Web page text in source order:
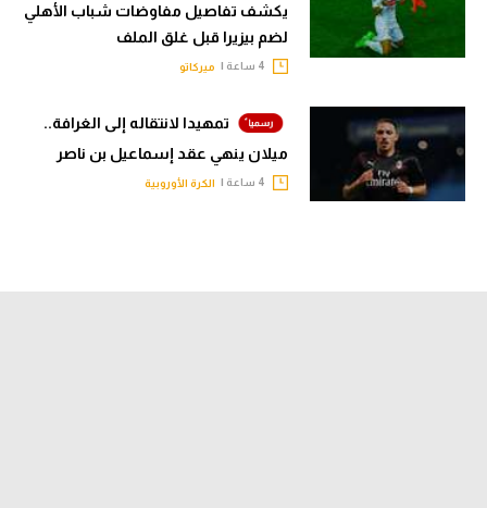
يكشف تفاصيل مفاوضات شباب الأهلي
لضم بيزيرا قبل غلق الملف
ميركاتو
تمهيدا لانتقاله إلى الغرافة..
ميلان ينهي عقد إسماعيل بن ناصر
الكرة الأوروبية